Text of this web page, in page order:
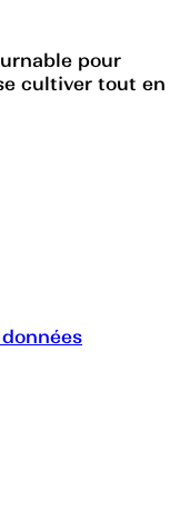
pour
cultiver tout en